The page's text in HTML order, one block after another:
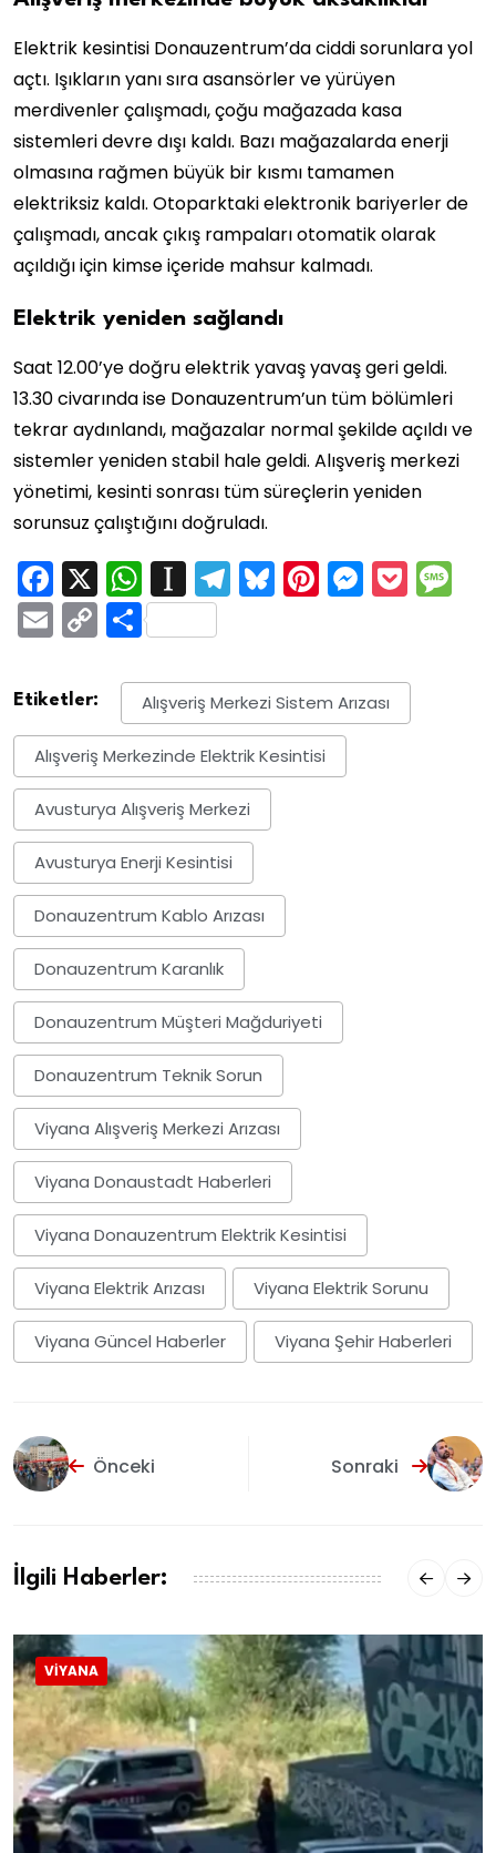
Elektrik kesintisi Donauzentrum’da ciddi sorunlara yol
açtı. Işıkların yanı sıra asansörler ve yürüyen
merdivenler çalışmadı, çoğu mağazada kasa
sistemleri devre dışı kaldı. Bazı mağazalarda enerji
olmasına rağmen büyük bir kısmı tamamen
elektriksiz kaldı. Otoparktaki elektronik bariyerler de
çalışmadı, ancak çıkış rampaları otomatik olarak
açıldığı için kimse içeride mahsur kalmadı.
Elektrik yeniden sağlandı
Saat 12.00’ye doğru elektrik yavaş yavaş geri geldi.
13.30 civarında ise Donauzentrum’un tüm bölümleri
tekrar aydınlandı, mağazalar normal şekilde açıldı ve
sistemler yeniden stabil hale geldi. Alışveriş merkezi
yönetimi, kesinti sonrası tüm süreçlerin yeniden
sorunsuz çalıştığını doğruladı.
Facebook
X WhatsApp
Instapaper
Telegram
Bluesky
Pinterest
EmailCopy
Link
Share
Etiketler: Alışveriş Merkezi Sistem Arızası
Alışveriş Merkezinde Elektrik Kesintisi
Avusturya Alışveriş Merkezi
Avusturya Enerji Kesintisi
Donauzentrum Kablo Arızası
Donauzentrum Karanlık
Donauzentrum Müşteri Mağduriyeti
Donauzentrum Teknik Sorun
Viyana Alışveriş Merkezi Arızası
Viyana Donaustadt Haberleri
Viyana Donauzentrum Elektrik Kesintisi
Viyana Elektrik Arızası Viyana Elektrik Sorunu
Viyana Güncel Haberler Viyana Şehir Haberleri
Önceki Sonraki
İlgili Haberler:
VIYANA